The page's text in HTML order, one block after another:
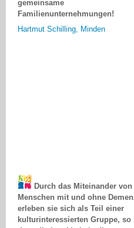
Familienunternehmungen!
Hartmut Schilling, Minden
Menschen mit und ohne Demenz
erleben sie sich als Teil einer
kulturinteressierten Gruppe, so
dass die krankheitsbedingten